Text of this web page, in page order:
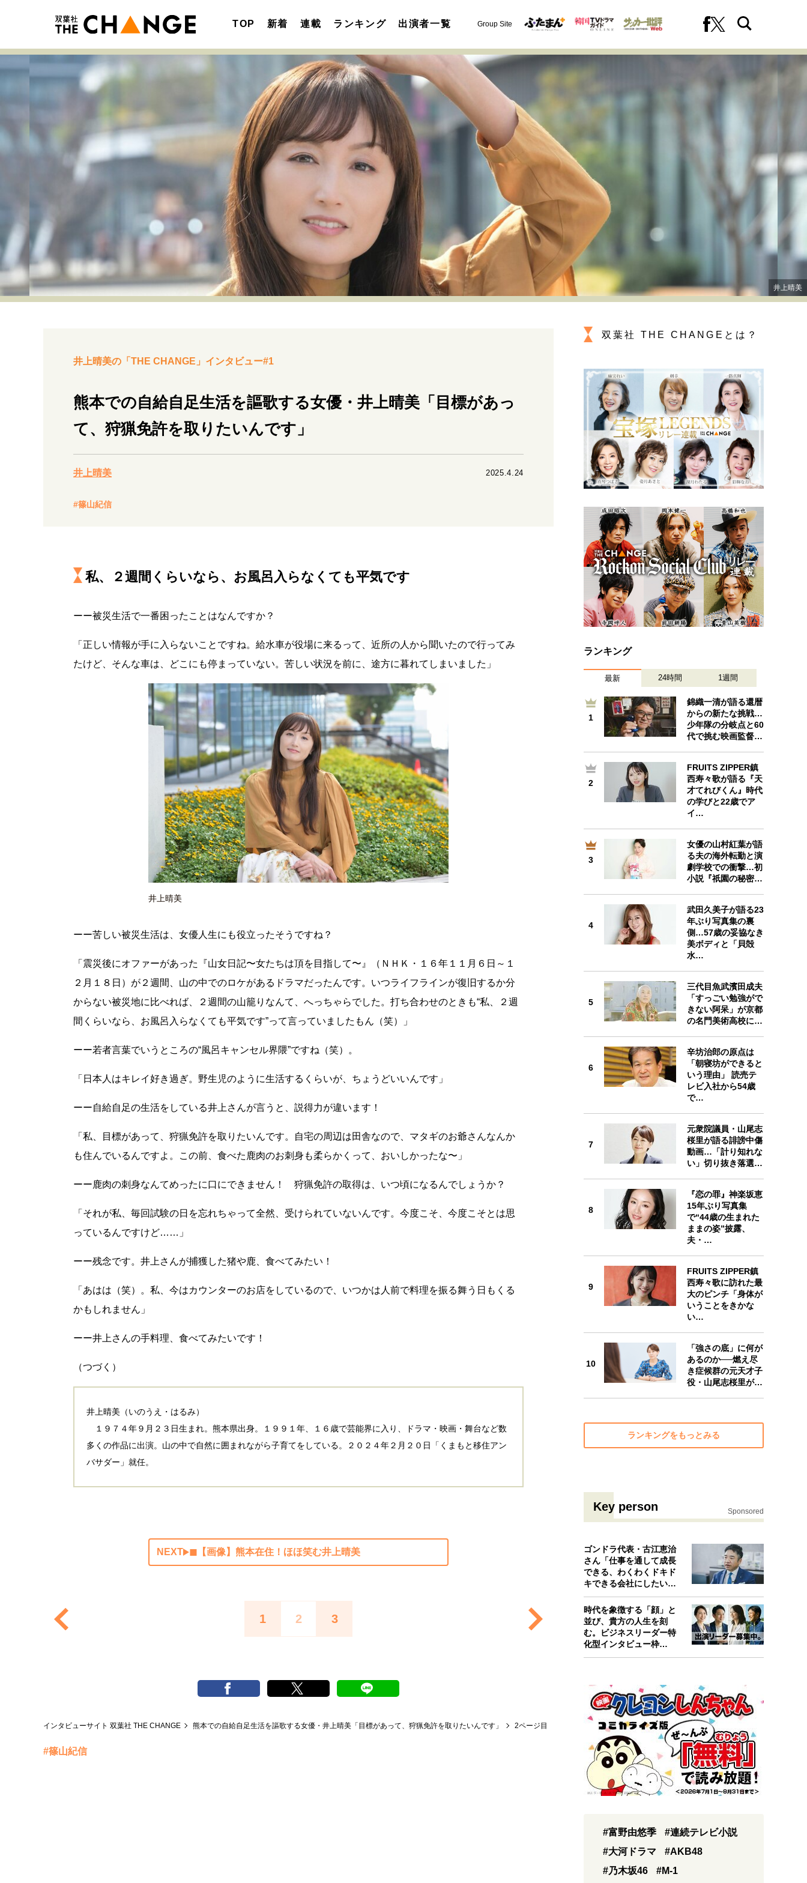
TOP 新着 連載 ランキング 出演者一覧 Group Site
SPECIAL 注目の記事テーマで探す
サイトの核・哲学 運命を変えた出会い 決断の裏側 未知への挑戦
人生が動いた日
キャリア・働き方 セカンドキャリアの描き方 独立という決断 大人の学び直し
ファーストキャリアを拓く
夢を掴む選択
経営・ビジネス リーダーの流儀 次世代へのバトン トップが描く未来
40代からの景色
一生モノの愛用品
社会・カルチャー・マネー 地域とつながる/お金との付き合い方
井上晴美
井上晴美の「THE CHANGE」インタビュー#1
熊本での自給自足生活を謳歌する女優・井上晴美「目標があっ
て、狩猟免許を取りたいんです」
井上晴美 2025.4.24
#篠山紀信
私、２週間くらいなら、お風呂入らなくても平気です
ーー被災生活で一番困ったことはなんですか？
「正しい情報が手に入らないことですね。給水車が役場に来るって、近所の人から聞いたので行ってみ
たけど、そんな車は、どこにも停まっていない。苦しい状況を前に、途方に暮れてしまいました」
井上晴美
ーー苦しい被災生活は、女優人生にも役立ったそうですね？
「震災後にオファーがあった『山女日記〜女たちは頂を目指して〜』（ＮＨＫ・１６年１１月６日～１
２月１８日）が２週間、山の中でのロケがあるドラマだったんです。いつライフラインが復旧するか分
からない被災地に比べれば、２週間の山籠りなんて、へっちゃらでした。打ち合わせのときも“私、２週
間くらいなら、お風呂入らなくても平気です”って言っていましたもん（笑）」
ーー若者言葉でいうところの“風呂キャンセル界隈”ですね（笑）。
「日本人はキレイ好き過ぎ。野生児のように生活するくらいが、ちょうどいいんです」
ーー自給自足の生活をしている井上さんが言うと、説得力が違います！
「私、目標があって、狩猟免許を取りたいんです。自宅の周辺は田舎なので、マタギのお爺さんなんか
も住んでいるんですよ。この前、食べた鹿肉のお刺身も柔らかくって、おいしかったな〜」
ーー鹿肉の刺身なんてめったに口にできません！ 狩猟免許の取得は、いつ頃になるんでしょうか？
「それが私、毎回試験の日を忘れちゃって全然、受けられていないんです。今度こそ、今度こそとは思
っているんですけど……」
ーー残念です。井上さんが捕獲した猪や鹿、食べてみたい！
「あはは（笑）。私、今はカウンターのお店をしているので、いつかは人前で料理を振る舞う日もくる
かもしれません」
ーー井上さんの手料理、食べてみたいです！
（つづく）
井上晴美（いのうえ・はるみ）
１９７４年９月２３日生まれ。熊本県出身。１９９１年、１６歳で芸能界に入り、ドラマ・映画・舞台など数
多くの作品に出演。山の中で自然に囲まれながら子育てをしている。２０２４年２月２０日「くまもと移住アン
バサダー」就任。
NEXT ◼︎【画像】熊本在住！ほほ笑む井上晴美
1 2 3
インタビューサイト 双葉社 THE CHANGE 熊本での自給自足生活を謳歌する女優・井上晴美「目標があって、狩猟免許を取りたいんです」 2ページ目
#篠山紀信
双葉社 THE CHANGEとは？
ランキング
最新 24時間 1週間
1
錦織一清が語る還暦
からの新たな挑戦…
少年隊の分岐点と60
代で挑む映画監督…
2
FRUITS ZIPPER鎮
西寿々歌が語る『天
才てれびくん』時代
の学びと22歳でア
イ…
3
女優の山村紅葉が語
る夫の海外転勤と演
劇学校での衝撃…初
小説『祇園の秘密…
4
武田久美子が語る23
年ぶり写真集の裏
側…57歳の妥協なき
美ボディと「貝殻
水…
5
三代目魚武濱田成夫
「すっごい勉強がで
きない阿呆」が京都
の名門美術高校に…
6
辛坊治郎の原点は
「朝寝坊ができると
いう理由」 読売テ
レビ入社から54歳
で…
7
元衆院議員・山尾志
桜里が語る誹謗中傷
動画…「計り知れな
い」切り抜き落選…
8
『恋の罪』神楽坂恵
15年ぶり写真集
で“44歳の生まれた
ままの姿”披露、
夫・…
9
FRUITS ZIPPER鎮
西寿々歌に訪れた最
大のピンチ「身体が
いうことをきかな
い…
10
「強さの底」に何が
あるのか──燃え尽
き症候群の元天才子
役・山尾志桜里が…
ランキングをもっとみる
Key person Sponsored
ゴンドラ代表・古江恵治
さん「仕事を通して成長
できる、わくわくドキド
キできる会社にしたいと
考えたんで…
時代を象徴する「顔」と
並び、貴方の人生を刻
む。ビジネスリーダー特
化型インタビュー枠
『Key person』始…
#富野由悠季
#連続テレビ小説
#大河ドラマ
#AKB48
#乃木坂46
#M-1